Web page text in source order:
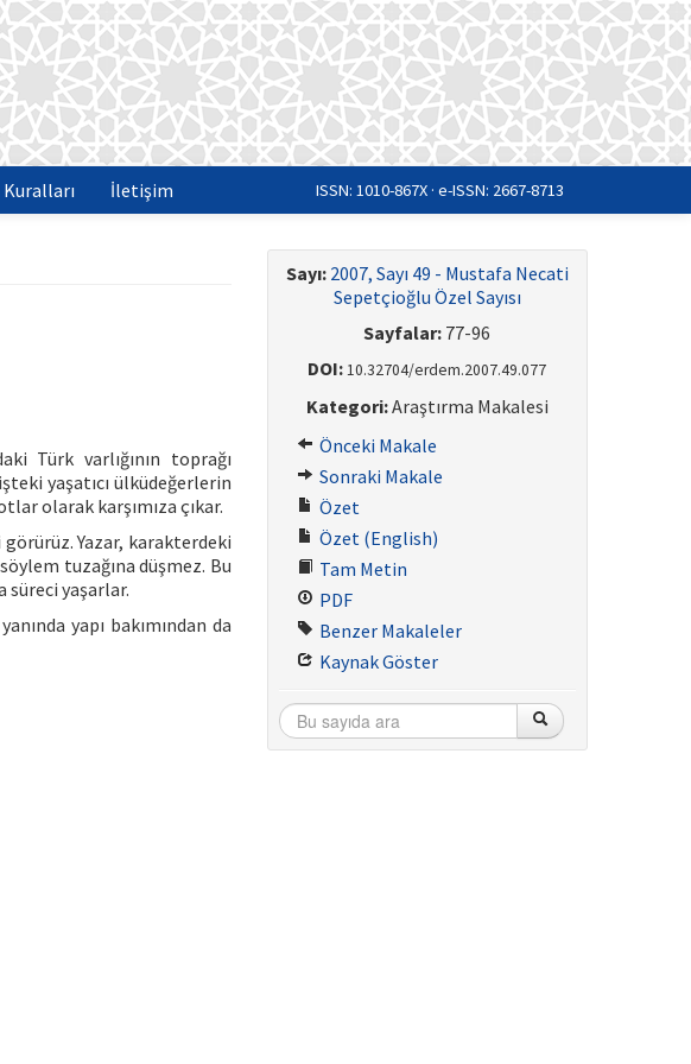
Kuralları İletişim ISSN: 1010-867X · e-ISSN: 2667-8713
Türk varlığının toprağı
yaşatıcı ülküdeğerlerin
olarak karşımıza çıkar.
Yazar, karakterdeki
tuzağına düşmez. Bu
yaşarlar.
yapı bakımından da
Sayı: 2007, Sayı 49 - Mustafa Necati
Sepetçioğlu Özel Sayısı
Sayfalar: 77-96
DOI: 10.32704/erdem.2007.49.077
Kategori:Araştırma Makalesi
Önceki Makale
Sonraki Makale
Özet
Özet (English)
Tam Metin
PDF
Benzer Makaleler
Kaynak Göster